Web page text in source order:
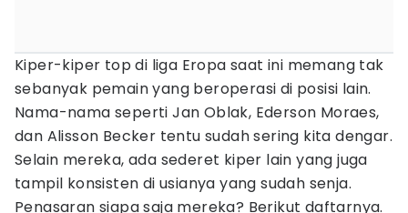
Kiper-kiper top di liga Eropa saat ini memang tak
sebanyak pemain yang beroperasi di posisi lain.
Nama-nama seperti Jan Oblak, Ederson Moraes,
dan Alisson Becker tentu sudah sering kita dengar.
Selain mereka, ada sederet kiper lain yang juga
tampil konsisten di usianya yang sudah senja.
Penasaran siapa saja mereka? Berikut daftarnya.